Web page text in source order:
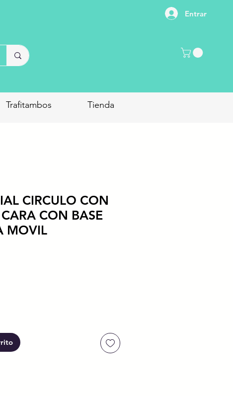
Entrar
Trafitambos Tienda
CIRCULO CON
CON BASE
MOVIL